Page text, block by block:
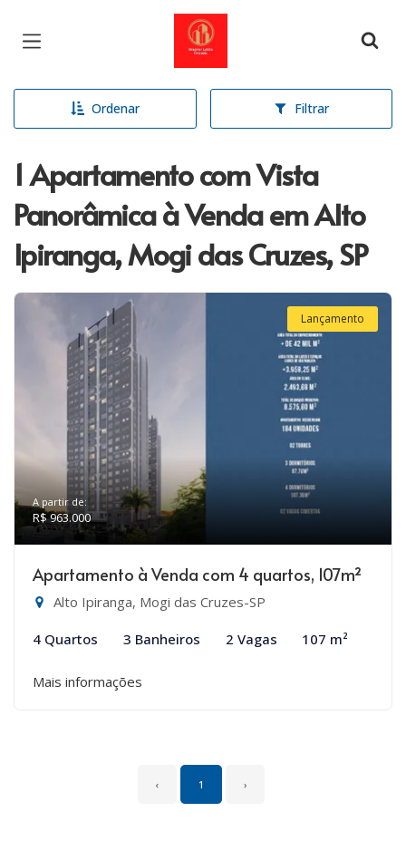
Página inicial
Ordenar Filtrar
1 Apartamento com Vista
Panorâmica à Venda em Alto
Ipiranga, Mogi das Cruzes, SP
Lançamento
A partir de:
R$ 963.000
Apartamento à Venda com 4 quartos, 107m²
Alto Ipiranga, Mogi das Cruzes-SP
4 Quartos 3 Banheiros 2 Vagas 107 m²
Mais informações
‹ 1 ›